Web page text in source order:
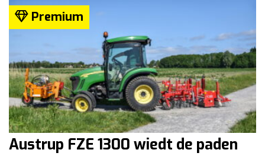
Premium
Austrup FZE 1300 wiedt de paden